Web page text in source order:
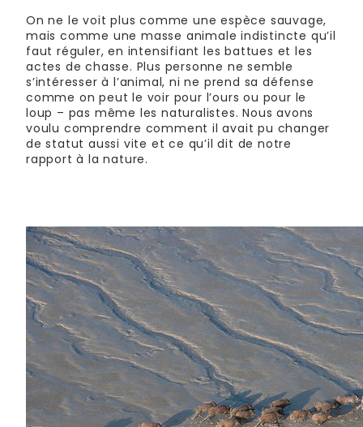
On ne le voit plus comme une espèce sauvage,
mais comme une masse animale indistincte qu’il
faut réguler, en intensifiant les battues et les
actes de chasse. Plus personne ne semble
s’intéresser à l’animal, ni ne prend sa défense
comme on peut le voir pour l’ours ou pour le
loup – pas même les naturalistes. Nous avons
voulu comprendre comment il avait pu changer
de statut aussi vite et ce qu’il dit de notre
rapport à la nature.